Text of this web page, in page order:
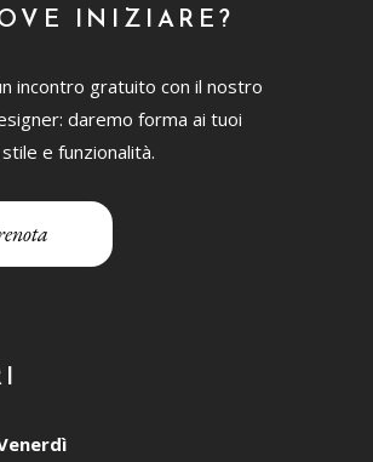
INIZIARE?
incontro gratuito con il nostro
daremo forma ai tuoi
e funzionalità.